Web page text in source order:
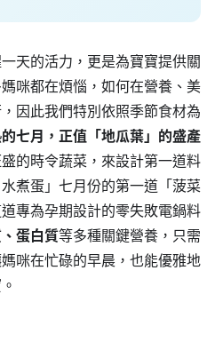
天的活力，更是為寶寶提供關
咪都在煩惱，如何在營養、美
因此我們特別依照季節食材為
七月，正值「地瓜葉」的盛產
的時令蔬菜，來設計第一道料
煮蛋」七月份的第一道「菠菜
專為孕期設計的零失敗電鍋料
蛋白質等多種關鍵營養，只需
咪在忙碌的早晨，也能優雅地